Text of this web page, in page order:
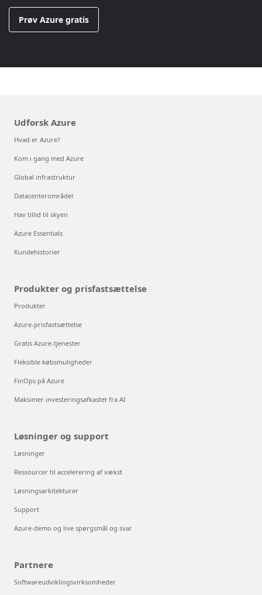
Prøv Azure gratis
Udforsk Azure
Hvad er Azure?
Kom i gang med Azure
Global infrastruktur
Datacenterområder
Hav tillid til skyen
Azure Essentials
Kundehistorier
Produkter og prisfastsættelse
Produkter
Azure-prisfastsættelse
Gratis Azure-tjenester
Fleksible købsmuligheder
FinOps på Azure
Maksimer investeringsafkastet fra AI
Løsninger og support
Løsninger
Ressourcer til accelerering af vækst
Løsningsarkitekturer
Support
Azure-demo og live spørgsmål og svar
Partnere
Softwareudviklingsvirksomheder